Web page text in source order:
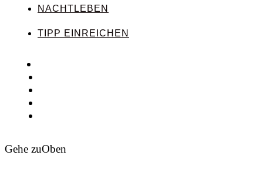
NACHTLEBEN
TIPP EINREICHEN
Gehe zuOben